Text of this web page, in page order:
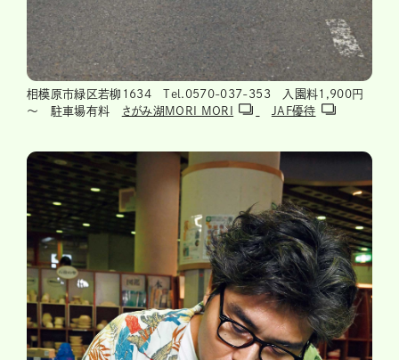
相模原市緑区若柳1634 Tel.0570-037-353 入園料1,900円
～ 駐車場有料 さがみ湖MORI MORI JAF優待